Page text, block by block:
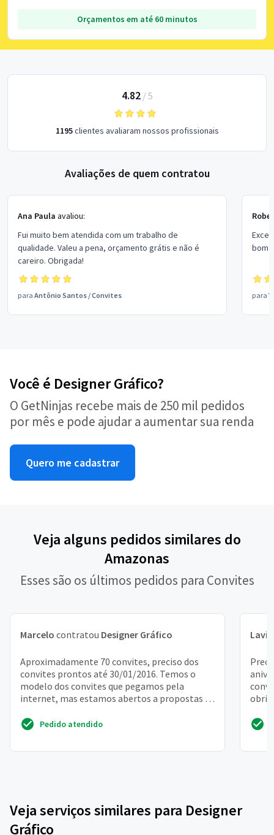
Orçamentos em até 60 minutos
4.82/ 5
1195clientes avaliaram nossos profissionais
Avaliações de quem contratou
Ana Paula avaliou:
Fui muito bem atendida com um trabalho de
qualidade. Valeu a pena, orçamento grátis e não é
careiro. Obrigada!
para Antônio Santos /Convites
bom
para
Você é Designer Gráfico?
O GetNinjas recebe mais de 250 mil pedidos
por mês e pode ajudar a aumentar sua renda
Quero me cadastrar
Veja alguns pedidos similares do
Amazonas
Esses são os últimos pedidos para Convites
Marcelo contratou Designer Gráfico
Aproximadamente 70 convites, preciso dos
convites prontos até 30/01/2016. Temos o
modelo dos convites que pegamos pela
internet, mas estamos abertos a propostas se
Pedido atendido
Veja serviços similares para Designer
Gráfico